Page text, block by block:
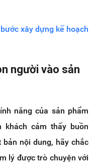
xây dựng kế hoạch
người vào sản
năng của sản phẩm
cảm thấy buồn
nội dung, hãy chắc
lý được trò chuyện với